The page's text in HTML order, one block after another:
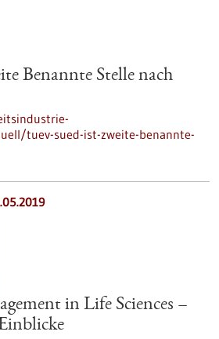
Benannte Stelle nach
tuev-sued-ist-zweite-benannte-
in Life Sciences –